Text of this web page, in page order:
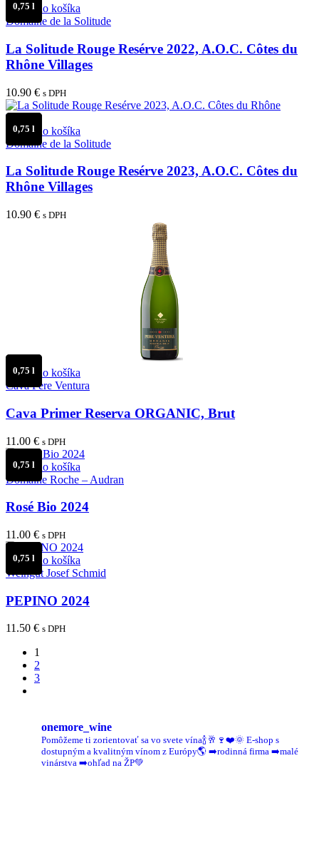
Pridať do košíka
Domaine de la Solitude
La Solitude Rouge Resérve 2022, A.O.C. Côtes du
Rhône Villages
10.90 € s DPH
0,75 l
Pridať do košíka
Domaine de la Solitude
La Solitude Rouge Resérve 2023, A.O.C. Côtes du
Rhône Villages
10.90 € s DPH
0,75 l
Pridať do košíka
Cava Pere Ventura
Cava Primer Reserva ORGANIC, Brut
11.00 € s DPH
0,75 l
Pridať do košíka
Domaine Roche – Audran
Rosé Bio 2024
11.00 € s DPH
0,75 l
Pridať do košíka
Weingut Josef Schmid
PEPINO 2024
11.50 € s DPH
0,75 l
1
2
3
onemore_wine
Pomôžeme ti zorientovať sa vo svete vína🍾🥂🍷❤️🌞 E-shop s
dostupným a kvalitným vínom z Európy🌎 ➡️rodinná firma ➡️malé
vinárstva ➡️ohľad na ŽP💚